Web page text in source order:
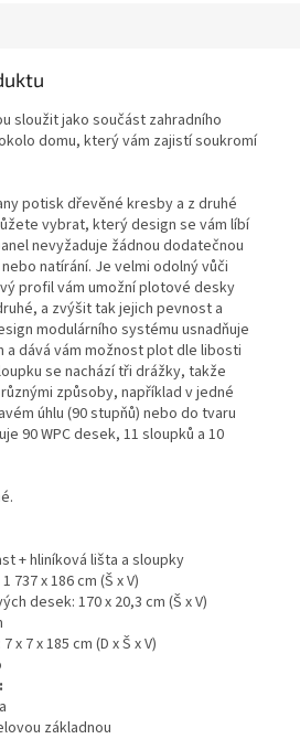
sloužit jako součást zahradního
domu, který vám zajistí soukromí
potisk dřevěné kresby a z druhé
vybrat, který design se vám líbí
nevyžaduje žádnou dodatečnou
natírání. Je velmi odolný vůči
profil vám umožní plotové desky
a zvýšit tak jejich pevnost a
modulárního systému usnadňuje
dává vám možnost plot dle libosti
se nachází tři drážky, takže
způsoby, například v jedné
úhlu (90 stupňů) nebo do tvaru
90 WPC desek, 11 sloupků a 10
+ hliníková lišta a sloupky
737 x 186 cm (Š x V)
desek: 170 x 20,3 cm (Š x V)
x 7 x 185 cm (D x Š x V)
základnou